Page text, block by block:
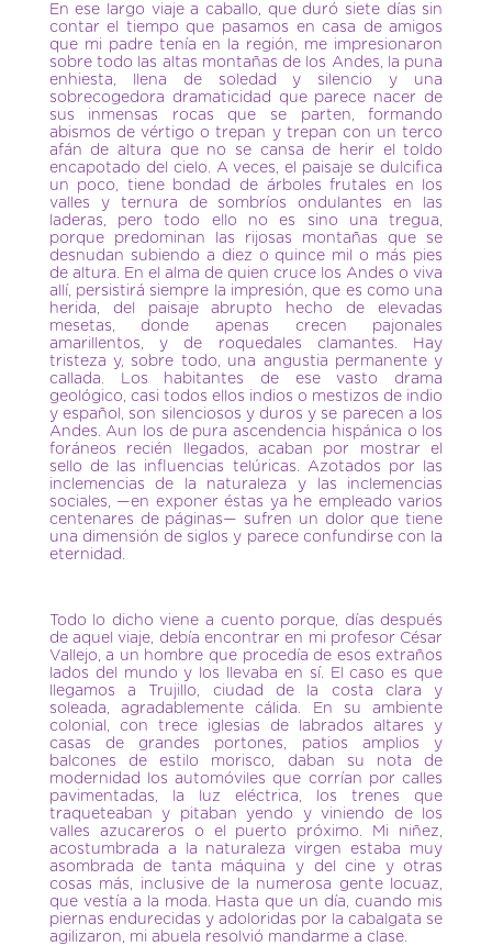
En ese largo viaje a caballo, que duró siete días sin
contar el tiempo que pasamos en casa de amigos
que mi padre tenía en la región, me impresionaron
sobre todo las altas montañas de los Andes, la puna
enhiesta, llena de soledad y silencio y una
sobrecogedora dramaticidad que parece nacer de
sus inmensas rocas que se parten, formando
abismos de vértigo o trepan y trepan con un terco
afán de altura que no se cansa de herir el toldo
encapotado del cielo. A veces, el paisaje se dulcifica
un poco, tiene bondad de árboles frutales en los
valles y ternura de sombríos ondulantes en las
laderas, pero todo ello no es sino una tregua,
porque predominan las rijosas montañas que se
desnudan subiendo a diez o quince mil o más pies
de altura. En el alma de quien cruce los Andes o viva
allí, persistirá siempre la impresión, que es como una
herida, del paisaje abrupto hecho de elevadas
mesetas, donde apenas crecen pajonales
amarillentos, y de roquedales clamantes. Hay
tristeza y, sobre todo, una angustia permanente y
callada. Los habitantes de ese vasto drama
geológico, casi todos ellos indios o mestizos de indio
y español, son silenciosos y duros y se parecen a los
Andes. Aun los de pura ascendencia hispánica o los
foráneos recién llegados, acaban por mostrar el
sello de las influencias telúricas. Azotados por las
inclemencias de la naturaleza y las inclemencias
sociales, —en exponer éstas ya he empleado varios
centenares de páginas— sufren un dolor que tiene
una dimensión de siglos y parece confundirse con la
eternidad.
Todo lo dicho viene a cuento porque, días después
de aquel viaje, debía encontrar en mi profesor César
Vallejo, a un hombre que procedía de esos extraños
lados del mundo y los llevaba en sí. El caso es que
llegamos a Trujillo, ciudad de la costa clara y
soleada, agradablemente cálida. En su ambiente
colonial, con trece iglesias de labrados altares y
casas de grandes portones, patios amplios y
balcones de estilo morisco, daban su nota de
modernidad los automóviles que corrían por calles
pavimentadas, la luz eléctrica, los trenes que
traqueteaban y pitaban yendo y viniendo de los
valles azucareros o el puerto próximo. Mi niñez,
acostumbrada a la naturaleza virgen estaba muy
asombrada de tanta máquina y del cine y otras
cosas más, inclusive de la numerosa gente locuaz,
que vestía a la moda. Hasta que un día, cuando mis
piernas endurecidas y adoloridas por la cabalgata se
agilizaron, mi abuela resolvió mandarme a clase.